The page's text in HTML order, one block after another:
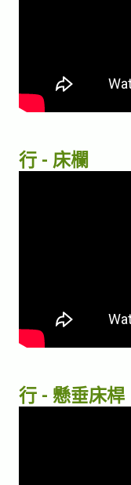
行 - 床欄
行 - 懸垂床桿